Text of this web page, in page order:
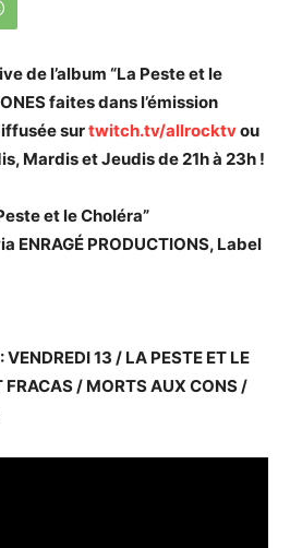
de l’album “La Peste et le
faites dans l’émission
surtwitch.tv/allrocktvou
Mardis et Jeudis de 21h à 23h !
et le Choléra”
ENRAGÉ PRODUCTIONS, Label
13 / LA PESTE ET LE
FRACAS / MORTS AUX CONS /